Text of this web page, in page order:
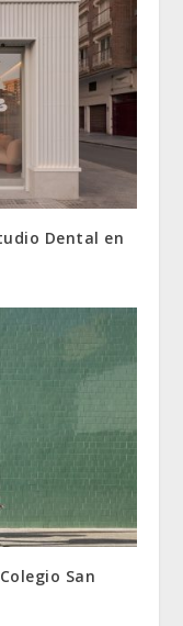
Dental en
San